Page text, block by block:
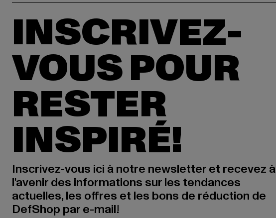
INSCRIVEZ-
VOUS POUR
RESTER
INSPIRÉ!
Inscrivez-vous ici à notre newsletter et recevez à
l'avenir des informations sur les tendances
actuelles, les offres et les bons de réduction de
DefShop par e-mail!